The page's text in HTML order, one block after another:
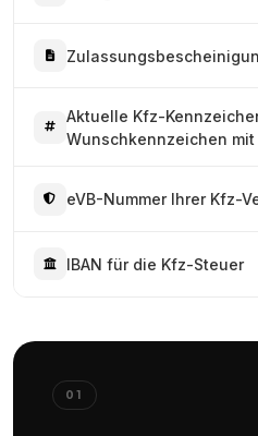
Aktuelle Kfz-
Wunschkennzeichen mit
eVB-Nummer Ihrer Kfz-
IBAN für die Kfz-Steuer
01